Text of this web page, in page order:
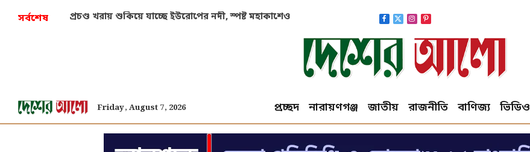
সর্বশেষ প্রচণ্ড খরায় শুকিয়ে যাচ্ছে ইউরোপের নদী, স্পষ্ট মহাকাশেও
Facebook
X
(Twitter)
Instagram
Pinterest
Friday, August 7, 2026 প্রচ্ছদ নারায়ণগঞ্জ জাতীয় রাজনীতি বাণিজ্য ভিডিও